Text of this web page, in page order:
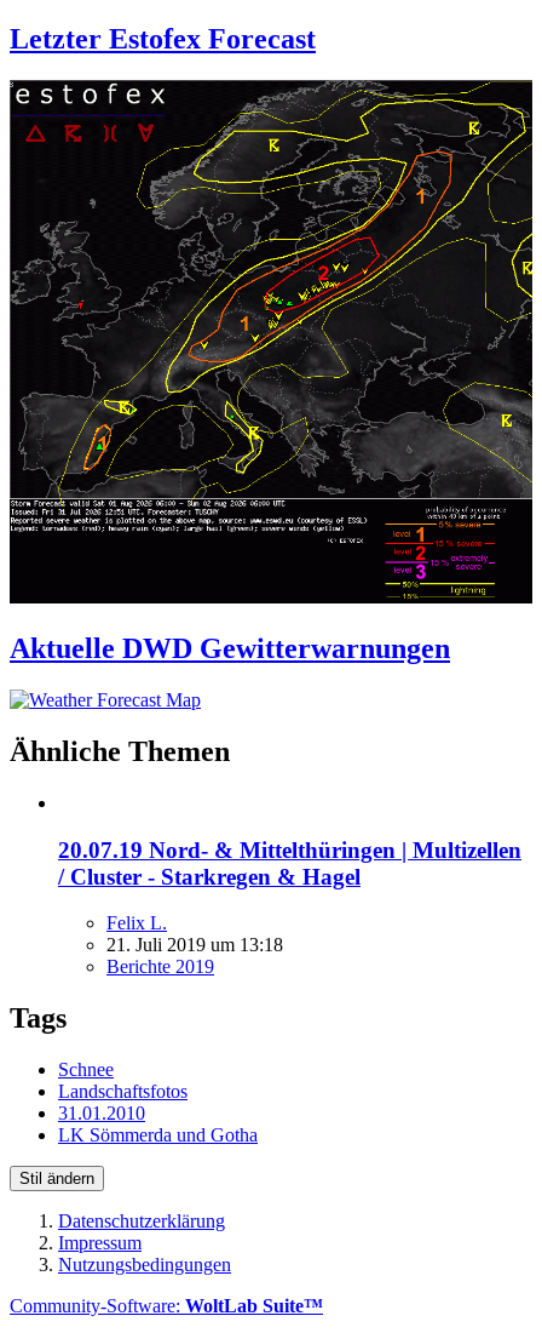
Letzter Estofex Forecast
Aktuelle DWD Gewitterwarnungen
Ähnliche Themen
20.07.19 Nord- & Mittelthüringen | Multizellen
/ Cluster - Starkregen & Hagel
Felix L.
21. Juli 2019 um 13:18
Berichte 2019
Tags
Schnee
Landschaftsfotos
31.01.2010
LK Sömmerda und Gotha
Stil ändern
Datenschutzerklärung
Impressum
Nutzungsbedingungen
Community-Software: WoltLab Suite™